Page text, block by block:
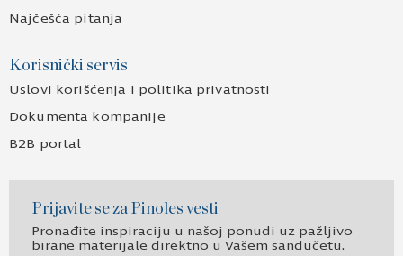
Najčešća pitanja
Korisnički servis
Uslovi korišćenja i politika privatnosti
Dokumenta kompanije
B2B portal
Prijavite se za Pinoles vesti
Pronađite inspiraciju u našoj ponudi uz pažljivo
birane materijale direktno u Vašem sandučetu.